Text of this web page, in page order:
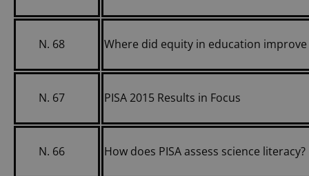
N. 68 Where did equity in education
N. 67 PISA 2015 Results in Focus
N. 66 How does PISA assess science literacy?